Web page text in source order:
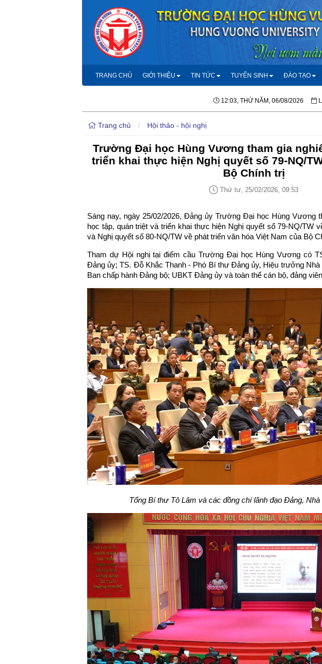
TRANG CHỦ GIỚI THIỆU TIN TỨC TUYỂN SINH ĐÀO TẠO
12:03, THỨ NĂM, 06/08/2026
Trang chủ / Hội thảo - hội nghị
Trường Đại học Hùng Vương tham gia
triển khai thực hiện Nghị quyết số 79-NQ/
Bộ Chính trị
Thứ tư, 25/02/2026, 09:53
Sáng nay, ngày 25/02/2026, Đảng ủy Trường Đại học Hùng Vương
học tập, quán triệt và triển khai thực hiện Nghị quyết số 79-NQ/TW
và Nghị quyết số 80-NQ/TW về phát triển văn hóa Việt Nam của Bộ
Tham dự Hội nghị tại điểm cầu Trường Đại học Hùng Vương có
Đảng ủy; TS. Đỗ Khắc Thanh - Phó Bí thư Đảng ủy, Hiệu trưởng
Ban chấp hành Đảng bộ; UBKT Đảng ủy và toàn thể cán bộ, đảng
Tổng Bí thư Tô Lâm và các đồng chí lãnh đạo Đảng,